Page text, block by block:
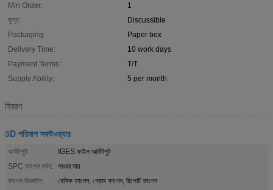
Min Order:
1
মূল্য:
Discussible
Packaging:
Paper box
Delivery Time:
10 work days
Payment Terms:
T/T
Supply Ability:
5 per month
বিবরণ
3D পরিমাপ সফটওয়্যার
আউটপুট:
IGES ফাইল আউটপুট
SPC ফাংশন বর্ধন:
পাওয়া যায়
ফাংশন ডিজাইন:
বেসিক ফাংশন, প্রোব ফাংশন, রিপোর্ট ফাংশন